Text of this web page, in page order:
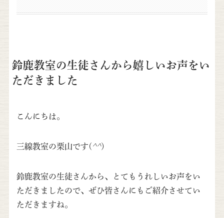
鈴鹿教室の生徒さんから嬉しいお声をい
ただきました
こんにちは。
三線教室の栗山です( ^^)
鈴鹿教室の生徒さんから、とてもうれしいお声をい
ただきましたので、ぜひ皆さんにもご紹介させてい
ただきますね。